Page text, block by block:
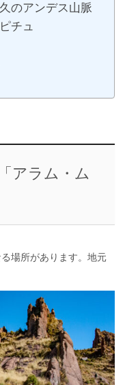
のアンデス山脈
チュ
アラム・ム
場所があります。地元